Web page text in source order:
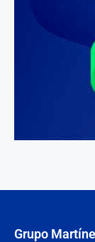
Grupo